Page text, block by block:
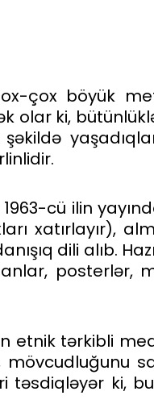
çox böyük
olar ki,
cü ilin
xatırlayır),
dili alıb.
posterlər,
etnik tərkibli
mövcudluğunu
təsdiqləyər ki,